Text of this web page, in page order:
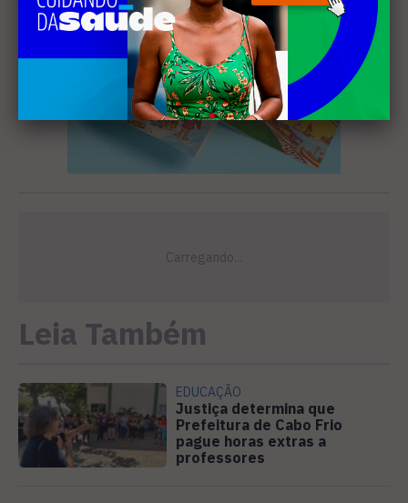
Leia Também
EDUCAÇÃO
Justiça determina que
Prefeitura de Cabo Frio
pague horas extras a
professores